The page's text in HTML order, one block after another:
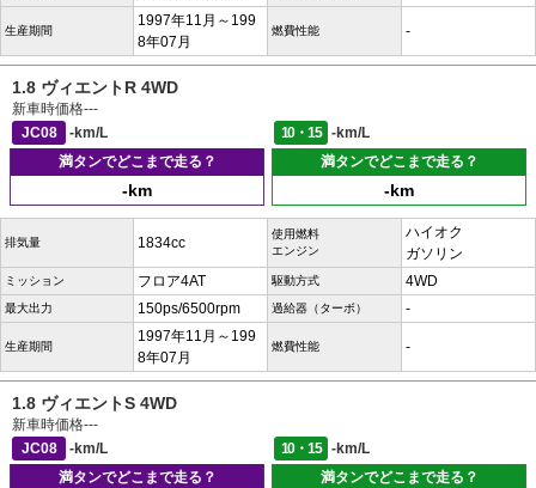
生産期間
1997年11月～199
8年07月
燃費性能 -
1.8 ヴィエントR 4WD
新車時価格---
JC08
-km/L 10・15
-km/L
満タンでどこまで走る？
-km
満タンでどこまで走る？
-km
排気量 1834cc
使用燃料
エンジン
ハイオク
ガソリン
ミッション フロア4AT 駆動方式 4WD
最大出力 150ps/6500rpm 過給器（ターボ） -
生産期間
1997年11月～199
8年07月
燃費性能 -
1.8 ヴィエントS 4WD
新車時価格---
JC08
-km/L 10・15
-km/L
満タンでどこまで走る？
満タンでどこまで走る？